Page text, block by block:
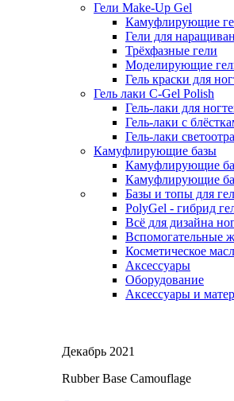
Гели Make-Up Gel
Камуфлирующие
Гели для
Трёхфазные гели
Моделирующие
Гель краски для
Гель лаки C-Gel Polish
Гель-лаки для
Гель-лаки с
Гель-лаки
Камуфлирующие базы
Камуфлирующие
Камуфлирующие
Базы и топы для
PolyGel - гибрид
Всё для дизайна
Вспомогательные
Косметическое
Аксессуары
Оборудование
Аксессуары и
Декабрь 2021
Rubber Base Camouflage